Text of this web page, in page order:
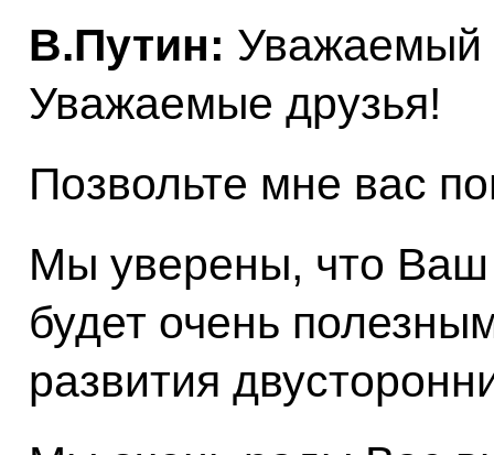
В.Путин: Уважаемый
Уважаемые друзья!
Позвольте мне вас
Мы уверены, что Ваш
будет очень
развития